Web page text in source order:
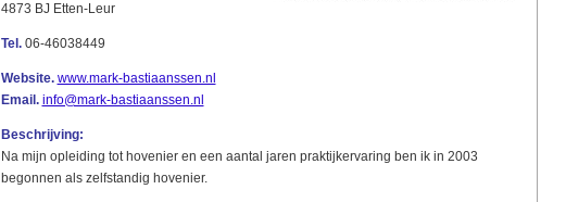
4873 BJ Etten-Leur
Tel.06-46038449
Website. www.mark-bastiaanssen.nl
Email. info@mark-bastiaanssen.nl
Beschrijving:
Na mijn opleiding tot hovenier en een aantal jaren praktijkervaring ben ik in 2003
begonnen als zelfstandig hovenier.